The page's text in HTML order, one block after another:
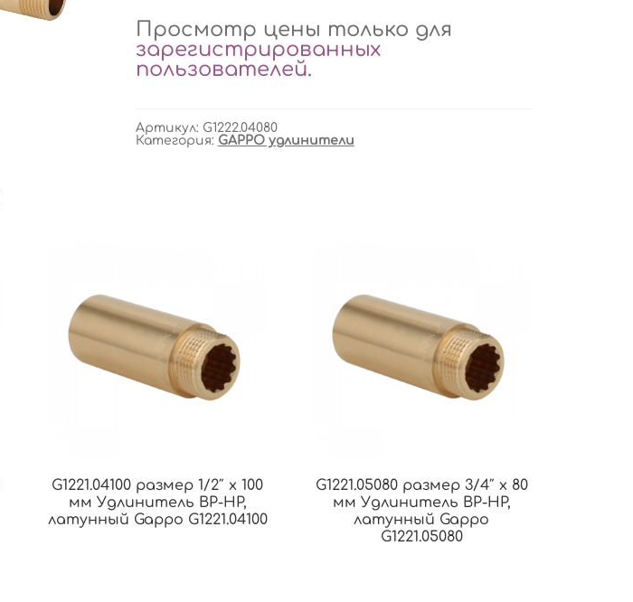
Просмотр цены только для
зарегистрированных
пользователей.
Артикул: G1222.04080
Категория: GAPPO удлинители
G1221.04100 размер 1/2″ х 100
мм Удлинитель ВР-НР,
латунный Gappo G1221.04100
G1221.05080 размер 3/4″ x 80
мм Удлинитель ВР-НР,
латунный Gappo
G1221.05080